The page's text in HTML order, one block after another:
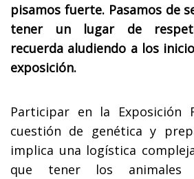
pisamos fuerte. Pasamos de
tener un lugar de
recuerda aludiendo a los
exposición.
Participar en la Exposición
cuestión de genética y
implica una logística
que tener los animales